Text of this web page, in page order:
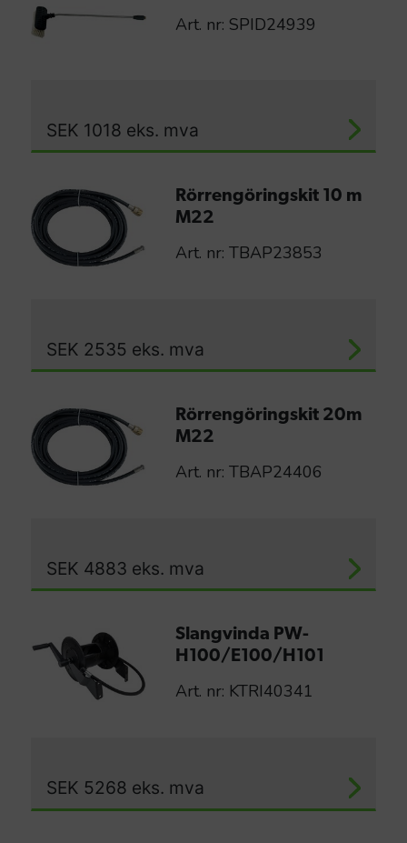
Art. nr: SPID24939
SEK 1018 eks. mva
Rörrengöringskit 10 m
M22
Art. nr: TBAP23853
SEK 2535 eks. mva
Rörrengöringskit 20m
M22
Art. nr: TBAP24406
SEK 4883 eks. mva
Slangvinda PW-
H100/E100/H101
Art. nr: KTRI40341
SEK 5268 eks. mva